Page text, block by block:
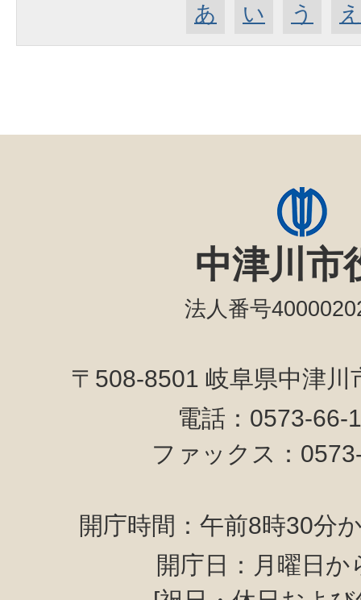
あ い う え
中津川市
法人番号
〒508-8501 岐阜県中津
電話：0573-
ファックス：
開庁時間：午前8時30分
開庁日：月曜日か